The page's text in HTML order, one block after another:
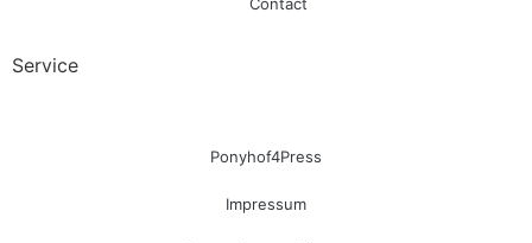
Contact
Service
Ponyhof4Press
Impressum